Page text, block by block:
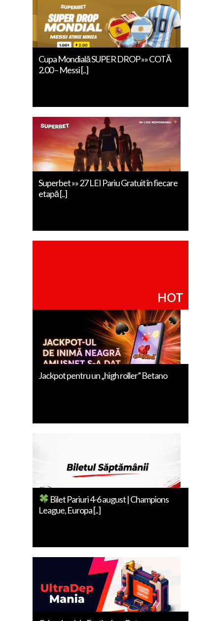
Cupa Mondială SUPER DROP »» COTĂ
2.00 – Messi [..]
Superbet »» 27 LEI Pariu Gratuit în fiecare
etapă [..]
HOT
Jackpot pentru un „high roller” Betano
Bilet Pariuri 4-6 august | Champions
League, Europa [..]